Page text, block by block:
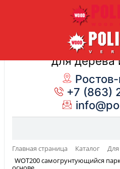
для дерева
+7 (863)
Главная страница Каталог
Для
WOT200 самогрунтующийся